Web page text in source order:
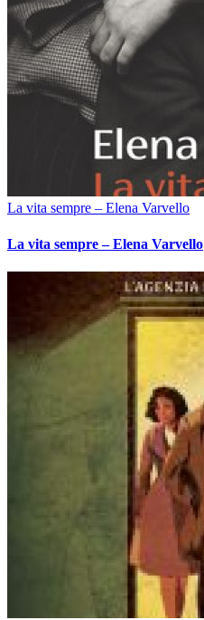
La vita sempre – Elena Varvello
La vita sempre – Elena Varvello